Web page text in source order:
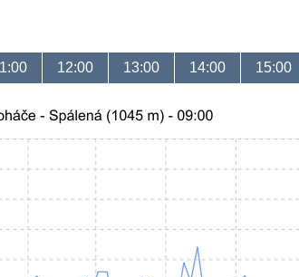
12:00 13:00 14:00 15:00